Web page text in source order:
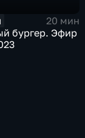
20 мин
бургер. Эфир